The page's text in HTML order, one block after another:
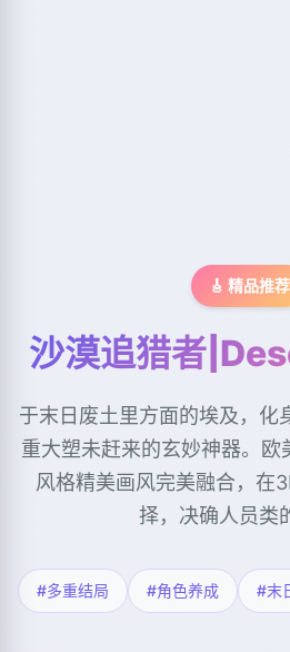
🎸 精品推荐
沙漠追猎者
于末日废土里方面的埃及，化
重大塑未赶来的玄妙神器。欧
风格精美画风完美融合，在
择，决确人员类
#多重结局 #角色养成 #末